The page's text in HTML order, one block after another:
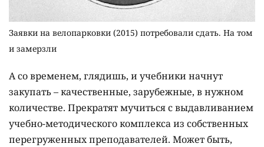
Заявки на велопарковки (2015) потребовали сдать. На том
и замерзли
А со временем, глядишь, и учебники начнут
закупать – качественные, зарубежные, в нужном
количестве. Прекратят мучиться с выдавливанием
учебно-методического комплекса из собственных
перегруженных преподавателей. Может быть,